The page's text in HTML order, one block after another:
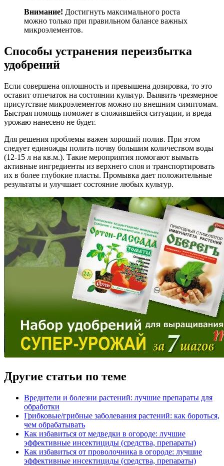
Внимание! Достигнуть максимального роста
можно только при правильном балансе важных
микроэлементов.
Способы устранения переизбытка
удобрений
Если совершена оплошность и превышена дозировка, то это
оставит отпечаток на состоянии культур. Выявить чрезмерное
присутствие микроэлементов можно по внешним симптомам.
Быстрая помощь поможет в сложившейся ситуации, и вреда
урожаю нанесено не будет.
Для решения проблемы важен хороший полив. При этом
следует единожды полить почву большим количеством воды
(12-15 л на кв.м.). Такие мероприятия помогают вымыть
активные ингредиенты из верхнего слоя и транспортировать
их в более глубокие пласты. Промывка дает положительные
результаты и улучшает состояние любых культур.
Другие статьи по теме
Вредители и болезни растений: лучшие препараты для
обработки
Грибковые/грибные заболевания растений: как бороться,
чем обрабатывать
Как избавиться от медведки в огороде: лучшие
эффективные инсектициды (средства, препараты)
Как избавиться от проволочника в огороде: лучшие
эффективные инсектициды (средства, препараты)